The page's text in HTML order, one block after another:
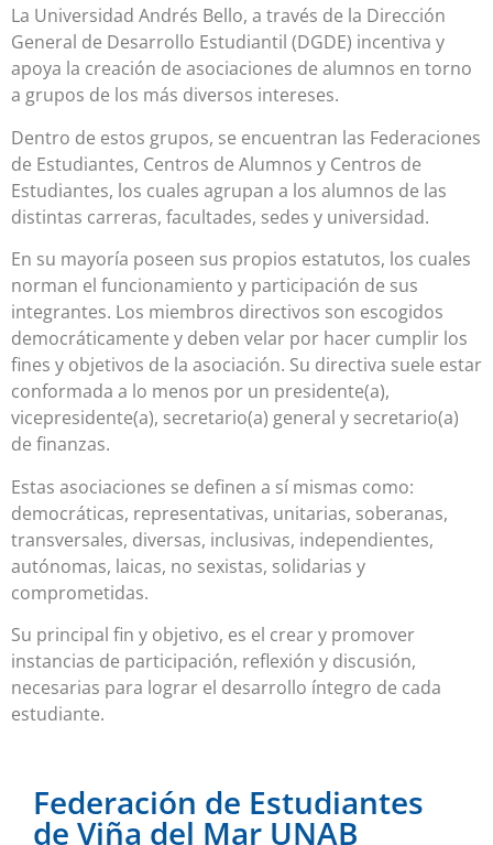
La Universidad Andrés Bello, a través de la Dirección
General de Desarrollo Estudiantil (DGDE) incentiva y
apoya la creación de asociaciones de alumnos en torno
a grupos de los más diversos intereses.
Dentro de estos grupos, se encuentran las Federaciones
de Estudiantes, Centros de Alumnos y Centros de
Estudiantes, los cuales agrupan a los alumnos de las
distintas carreras, facultades, sedes y universidad.
En su mayoría poseen sus propios estatutos, los cuales
norman el funcionamiento y participación de sus
integrantes. Los miembros directivos son escogidos
democráticamente y deben velar por hacer cumplir los
fines y objetivos de la asociación. Su directiva suele estar
conformada a lo menos por un presidente(a),
vicepresidente(a), secretario(a) general y secretario(a)
de finanzas.
Estas asociaciones se definen a sí mismas como:
democráticas, representativas, unitarias, soberanas,
transversales, diversas, inclusivas, independientes,
autónomas, laicas, no sexistas, solidarias y
comprometidas.
Su principal fin y objetivo, es el crear y promover
instancias de participación, reflexión y discusión,
necesarias para lograr el desarrollo íntegro de cada
estudiante.
Federación de Estudiantes
de Viña del Mar UNAB